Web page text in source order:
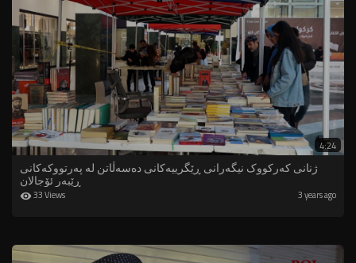
4:24
ژنانی کەرکووک نیگەرانی ڕێگرییەکانی دەسەڵاتن لە پەرتووکەکانی
ڕێبەر ئۆجالان
33 Views 3 years ago